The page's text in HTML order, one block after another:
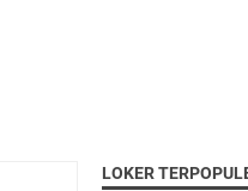
LOKER